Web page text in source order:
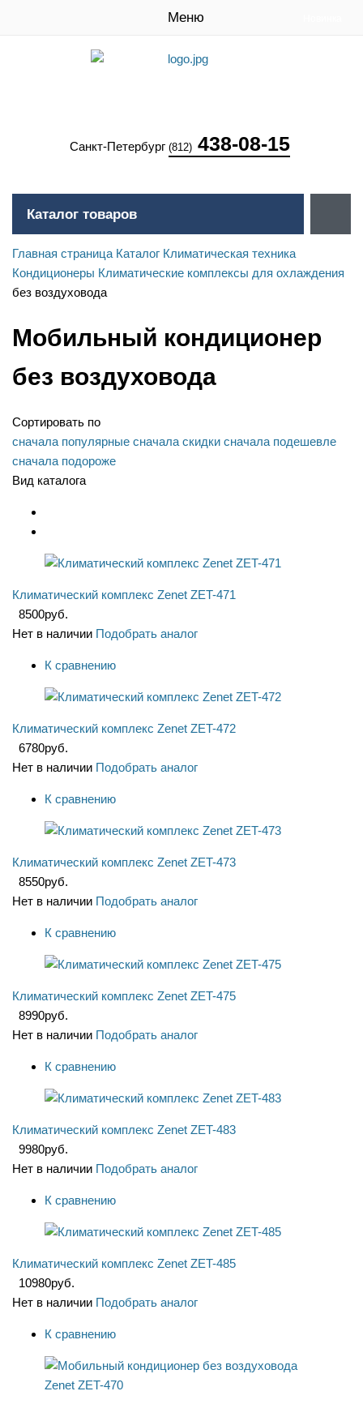
Меню
Санкт-Петербург (812) 438-08-15
Каталог товаров
Главная страница Каталог Климатическая техника
Кондиционеры Климатические комплексы для охлаждения
без воздуховода
Мобильный кондиционер
без воздуховода
Сортировать по
сначала популярные сначала скидки сначала подешевле
сначала подороже
Вид каталога
Климатический комплекс Zenet ZET-471
8500руб.
Нет в наличии Подобрать аналог
К сравнению
Климатический комплекс Zenet ZET-472
6780руб.
Нет в наличии Подобрать аналог
К сравнению
Климатический комплекс Zenet ZET-473
8550руб.
Нет в наличии Подобрать аналог
К сравнению
Климатический комплекс Zenet ZET-475
8990руб.
Нет в наличии Подобрать аналог
К сравнению
Климатический комплекс Zenet ZET-483
9980руб.
Нет в наличии Подобрать аналог
К сравнению
Климатический комплекс Zenet ZET-485
10980руб.
Нет в наличии Подобрать аналог
К сравнению